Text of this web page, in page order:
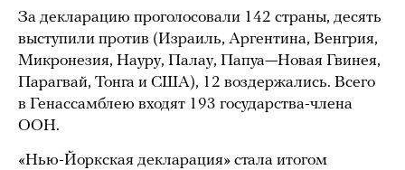
За декларацию проголосовали 142 страны, десять
выступили против (Израиль, Аргентина, Венгрия,
Микронезия, Науру, Палау, Папуа—Новая Гвинея,
Парагвай, Тонга и США), 12 воздержались. Всего
в Генассамблею входят 193 государства-члена
ООН.
«Нью-Йоркская декларация» стала итогом